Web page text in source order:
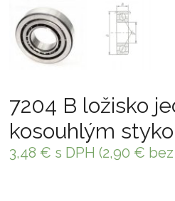
7204 B ložisko
kosouhlým
3,48 € s DPH (2,90 €